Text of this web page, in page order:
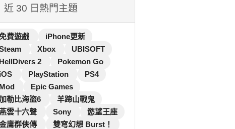
近 30 日熱門主題
費遊戲
iPhone更新
Xbox
UBISOFT
HellDivers 2
Pokemon Go
iOS
PlayStation
PS4
Mod
Epic Games
勒比海盜6
羊蹄山戰鬼
雲十六聲
Sony
慾望王座
庸群俠傳
雙穹幻想 Burst！